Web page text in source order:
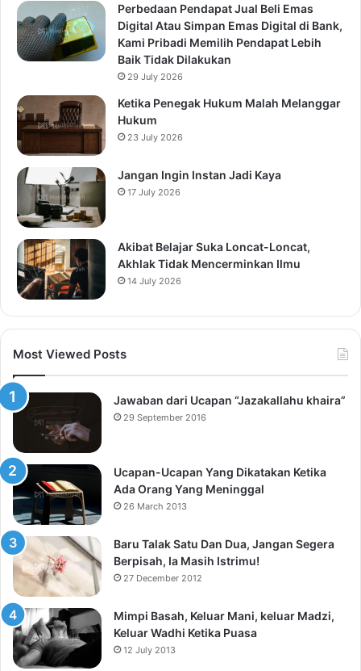
Perbedaan Pendapat Jual Beli Emas
Digital Atau Simpan Emas Digital di Bank,
Kami Pribadi Memilih Pendapat Lebih
Baik Tidak Dilakukan
29 July 2026
Ketika Penegak Hukum Malah Melanggar
Hukum
23 July 2026
Jangan Ingin Instan Jadi Kaya
17 July 2026
Akibat Belajar Suka Loncat-Loncat,
Akhlak Tidak Mencerminkan Ilmu
14 July 2026
Most Viewed Posts
Jawaban dari Ucapan “Jazakallahu khaira”
29 September 2016
Ucapan-Ucapan Yang Dikatakan Ketika
Ada Orang Yang Meninggal
26 March 2013
Baru Talak Satu Dan Dua, Jangan Segera
Berpisah, Ia Masih Istrimu!
27 December 2012
Mimpi Basah, Keluar Mani, keluar Madzi,
Keluar Wadhi Ketika Puasa
12 July 2013